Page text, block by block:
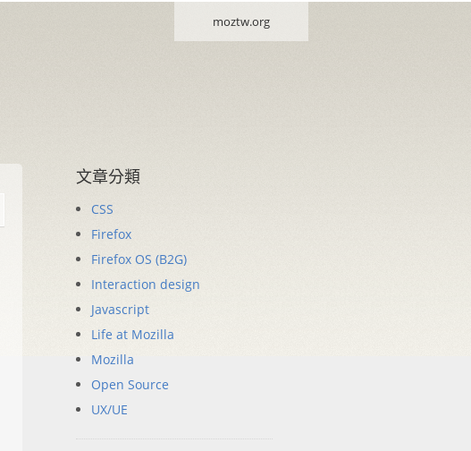
moztw.org
文章分類
CSS
Firefox
Firefox OS (B2G)
Interaction design
Javascript
Life at Mozilla
Mozilla
Open Source
UX/UE